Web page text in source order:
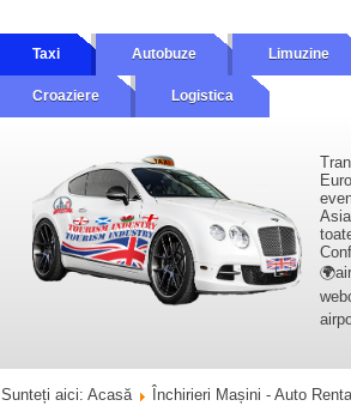
Taxi Autobuze Limuzine
Croaziere Logistica
Sunteți aici: Acasă Închirieri Mașini - Auto